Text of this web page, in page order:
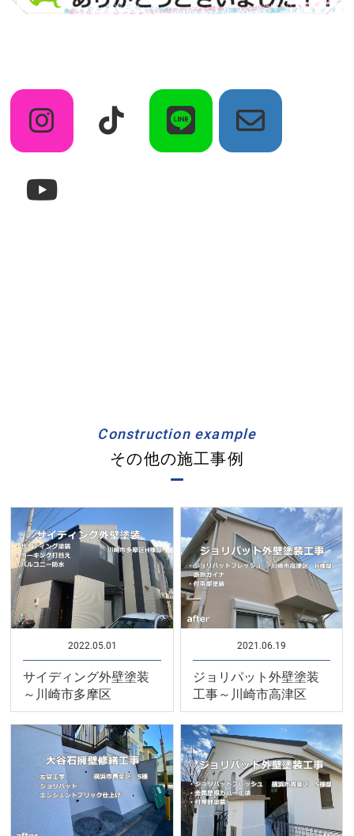
Construction example
その他の施工事例
2022.05.01
サイディング外壁塗装
～川崎市多摩区
2021.06.19
ジョリパット外壁塗装
工事～川崎市高津区